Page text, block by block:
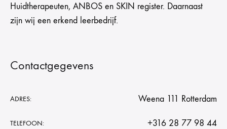
Huidtherapeuten, ANBOS en SKIN register. Daarnaast
zijn wij een erkend leerbedrijf.
Contactgegevens
ADRES: Weena 111 Rotterdam
TELEFOON: +316 28 77 98 44